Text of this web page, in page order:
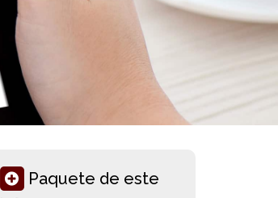
Paquete de este